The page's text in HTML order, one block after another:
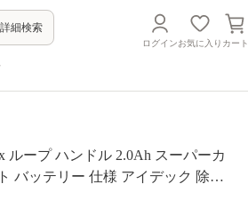
詳細検索
ログインお気に入り カート
プ ハンドル 2.0Ah スーパーカ
バッテリー 仕様 アイデック 除草